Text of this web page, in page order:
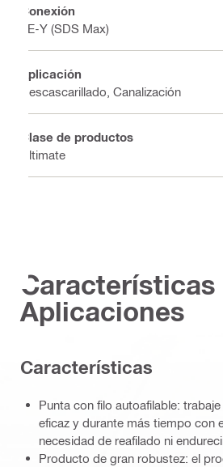
Conexión
TE-Y (SDS Max)
Aplicación
Descascarillado, Canalización
Clase de productos
Ultimate
Características
Aplicaciones
Características
Punta con filo autoafilable:
eficaz y durante más tiempo con
necesidad de reafilado ni
Producto de gran robustez: el